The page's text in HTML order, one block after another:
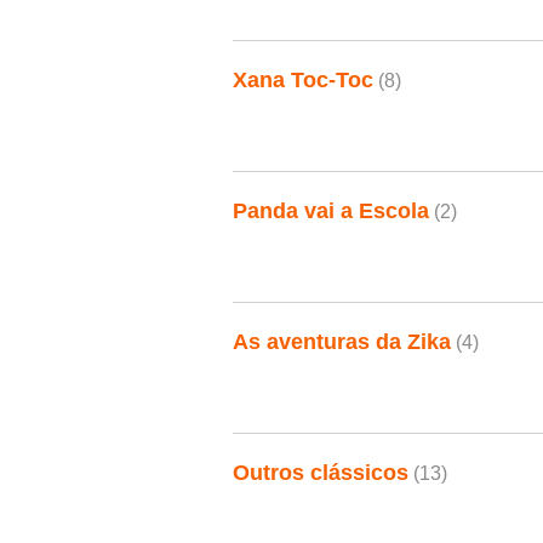
Xana Toc-Toc (8)
Panda vai a Escola (2)
As aventuras da Zika (4)
Outros clássicos (13)